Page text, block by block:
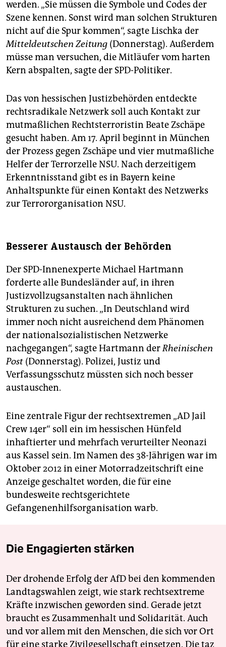
werden. „Sie müssen die Symbole und Codes der
Szene kennen. Sonst wird man solchen Strukturen
nicht auf die Spur kommen“, sagte Lischka der
Mitteldeutschen Zeitung (Donnerstag). Außerdem
müsse man versuchen, die Mitläufer vom harten
Kern abspalten, sagte der SPD-Politiker.
Das von hessischen Justizbehörden entdeckte
rechtsradikale Netzwerk soll auch Kontakt zur
mutmaßlichen Rechtsterroristin Beate Zschäpe
gesucht haben. Am 17. April beginnt in München
der Prozess gegen Zschäpe und vier mutmaßliche
Helfer der Terrorzelle NSU. Nach derzeitigem
Erkenntnisstand gibt es in Bayern keine
Anhaltspunkte für einen Kontakt des Netzwerks
zur Terrororganisation NSU.
Besserer Austausch der Behörden
Der SPD-Innenexperte Michael Hartmann
forderte alle Bundesländer auf, in ihren
Justizvollzugsanstalten nach ähnlichen
Strukturen zu suchen. „In Deutschland wird
immer noch nicht ausreichend dem Phänomen
der nationalsozialistischen Netzwerke
nachgegangen“, sagte Hartmann derRheinischen
Post (Donnerstag). Polizei, Justiz und
Verfassungsschutz müssten sich noch besser
austauschen.
Eine zentrale Figur der rechtsextremen „AD Jail
Crew 14er“ soll ein im hessischen Hünfeld
inhaftierter und mehrfach verurteilter Neonazi
aus Kassel sein. Im Namen des 38-Jährigen war im
Oktober 2012 in einer Motorradzeitschrift eine
Anzeige geschaltet worden, die für eine
bundesweite rechtsgerichtete
Gefangenenhilfsorganisation warb.
Die Engagierten stärken
Der drohende Erfolg der AfD bei den kommenden
Landtagswahlen zeigt, wie stark rechtsextreme
Kräfte inzwischen geworden sind. Gerade jetzt
braucht es Zusammenhalt und Solidarität. Auch
und vor allem mit den Menschen, die sich vor Ort
für eine starke Zivilgesellschaft einsetzen. Die taz